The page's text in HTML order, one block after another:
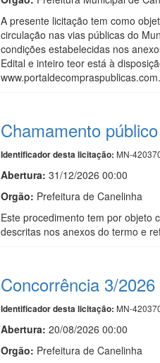
A presente licitação tem como
circulação nas vias públicas do
condições estabelecidas nos
Edital e inteiro teor está à
Chamamento
Identificador desta licitação: MN-
Abertura: 31/12/2026 00:00
Orgão: Prefeitura de Canelinha
Este procedimento tem por objeto
descritas nos anexos do termo e
Concorrência 3/2026
Identificador desta licitação: MN-
Abertura: 20/08/2026 00:00
Orgão: Prefeitura de Canelinha